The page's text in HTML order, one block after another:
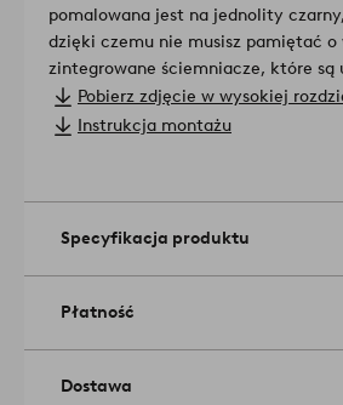
pomalowana jest na jednolity
dzięki czemu nie musisz pamiętać
zintegrowane ściemniacze, które są
ściemniacze umożliwiają płynną
klasa 2.Materiały: Żelazo, Aluminium.
Wymiary produktu: Wysokość
Gwint/żarówka: Zintegrowane
świetlny wynosi 230 lm. Żarówki nie
Pobierz zdjęcie w wysokiej
Instrukcja montażu
Specyfikacja produktu
Płatność
Dostawa